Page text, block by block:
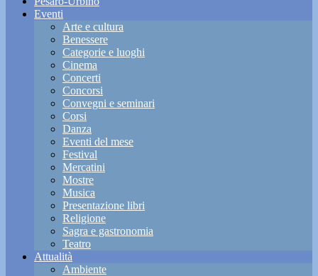
Eventi
Arte e cultura
Benessere
Categorie e luoghi
Cinema
Concerti
Concorsi
Convegni e seminari
Corsi
Danza
Eventi del mese
Festival
Mercatini
Mostre
Musica
Presentazione libri
Religione
Sagra e gastronomia
Teatro
Attualità
Ambiente